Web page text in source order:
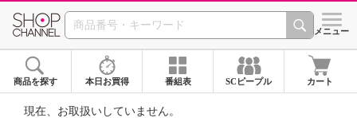
SHOP CHANNEL ショッ
メニュー
商品を探す 本日お買得 番組表 SCピープル カート
現在、お取扱いしていません。